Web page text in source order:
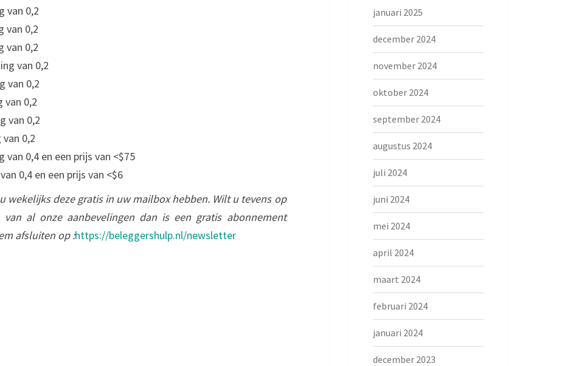
van 0,2
van 0,2
van 0,2
van 0,2
van 0,2
van 0,2
van 0,2
0,2
0,4 en een prijs van <$75
0,4 en een prijs van <$6
wekelijks deze gratis in uw mailbox hebben. Wilt u tevens op
al onze aanbevelingen dan is een gratis abonnement
afsluiten op :https://beleggershulp.nl/newsletter
januari 2025
december 2024
november 2024
oktober 2024
september 2024
augustus 2024
juli 2024
juni 2024
mei 2024
april 2024
maart 2024
februari 2024
januari 2024
december 2023